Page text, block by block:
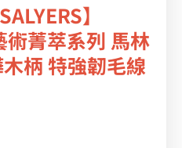
】
菁萃系列 馬林
柄 特強韌毛線